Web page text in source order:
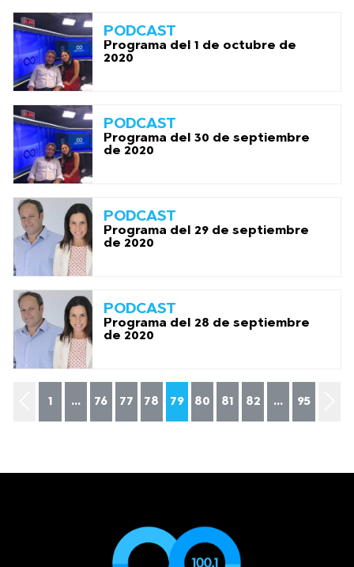
PODCAST
Programa del 1 de octubre de
2020
PODCAST
Programa del 30 de septiembre
de 2020
PODCAST
Programa del 29 de septiembre
de 2020
PODCAST
Programa del 28 de septiembre
de 2020
1 ... 76 77 78 79 80 81 82 ... 95